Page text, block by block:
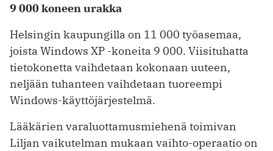
9 000 koneen urakka
Helsingin kaupungilla on 11 000 työasemaa,
joista Windows XP -koneita 9 000. Viisituhatta
tietokonetta vaihdetaan kokonaan uuteen,
neljään tuhanteen vaihdetaan tuoreempi
Windows-käyttöjärjestelmä.
Lääkärien varaluottamusmiehenä toimivan
Liljan vaikutelman mukaan vaihto-operaatio on